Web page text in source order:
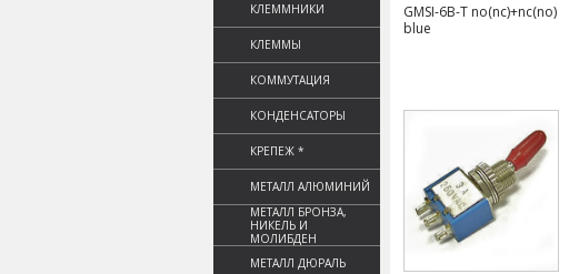
КЛЕММНИКИ
КЛЕММЫ
КОММУТАЦИЯ
КОНДЕНСАТОРЫ
КРЕПЕЖ *
МЕТАЛЛ АЛЮМИНИЙ
МЕТАЛЛ БРОНЗА,
НИКЕЛЬ И
МОЛИБДЕН
МЕТАЛЛ ДЮРАЛЬ
GMSI-6B-T no(nc)+nc(no)
blue